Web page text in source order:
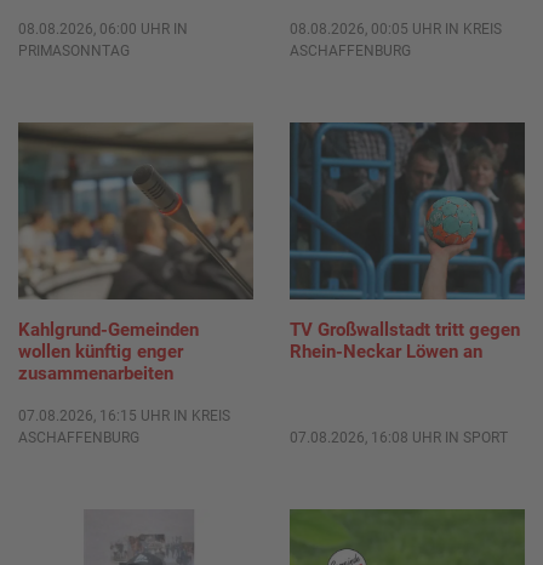
08.08.2026, 06:00 UHR IN
PRIMASONNTAG
08.08.2026, 00:05 UHR IN KREIS
ASCHAFFENBURG
Kahlgrund-Gemeinden
wollen künftig enger
zusammenarbeiten
07.08.2026, 16:15 UHR IN KREIS
ASCHAFFENBURG
TV Großwallstadt tritt gegen
Rhein-Neckar Löwen an
07.08.2026, 16:08 UHR IN SPORT